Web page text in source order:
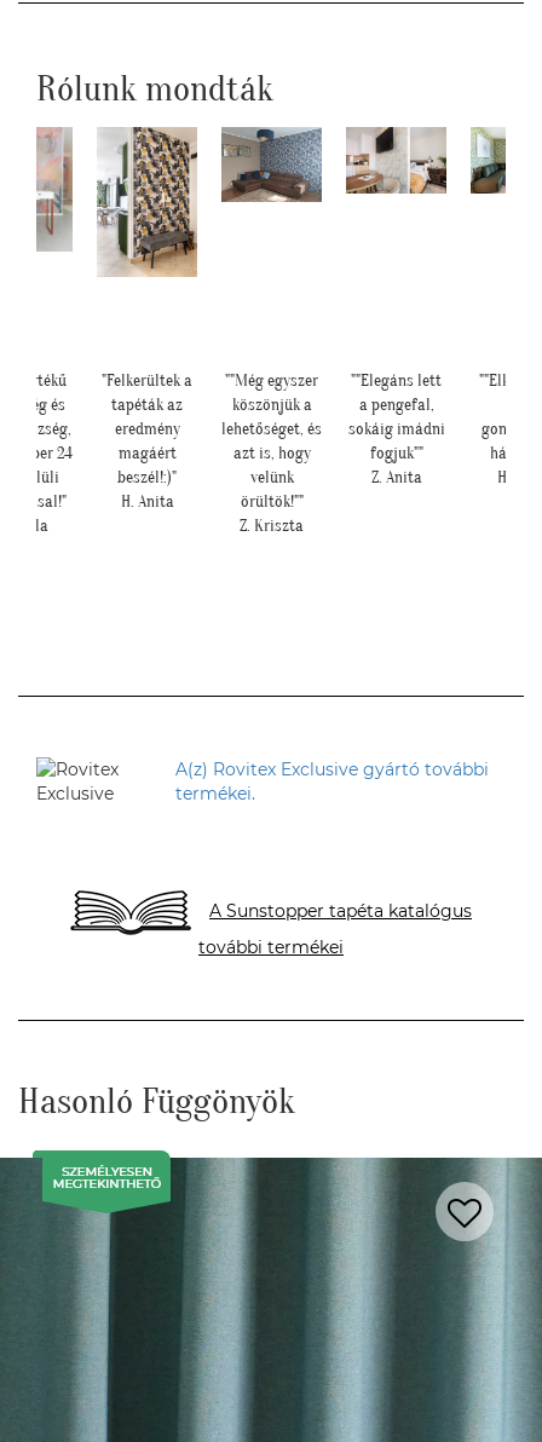
Rólunk mondták
a
az
Anita
""Még egyszer
köszönjük a
lehetőséget, és
azt is, hogy
velünk
örültök!""
""Elegáns lett
a pengefal,
sokáig imádni
fogjuk""
Z. Anita
""Elkészült a
kép,
gondoltam,
hátha :)""
H. Sára
R.
A(z) Rovitex Exclusive gyártó további
termékei.
A Sunstopper tapéta katalógus
további termékei
Hasonló Függönyök